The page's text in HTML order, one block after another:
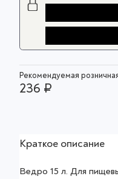
Рекомендуемая
236 ₽
Краткое описание
Ведро 15 л. Для